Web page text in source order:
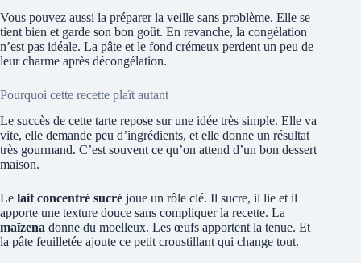
Vous pouvez aussi la préparer la veille sans problème. Elle se
tient bien et garde son bon goût. En revanche, la congélation
n’est pas idéale. La pâte et le fond crémeux perdent un peu de
leur charme après décongélation.
Pourquoi cette recette plaît autant
Le succès de cette tarte repose sur une idée très simple. Elle va
vite, elle demande peu d’ingrédients, et elle donne un résultat
très gourmand. C’est souvent ce qu’on attend d’un bon dessert
maison.
Le lait concentré sucré joue un rôle clé. Il sucre, il lie et il
apporte une texture douce sans compliquer la recette. La
maïzena donne du moelleux. Les œufs apportent la tenue. Et
la pâte feuilletée ajoute ce petit croustillant qui change tout.